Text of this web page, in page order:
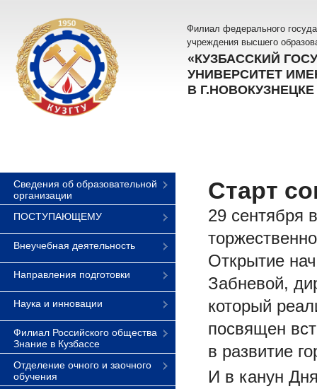
Филиал федерального
учреждения высшего
«КУЗБАССКИЙ
УНИВЕРСИТЕТ
В Г.НОВОКУЗНЕЦКЕ
Сведения об образовательной
организации
ПОСТУПАЮЩЕМУ
Внеучебная деятельность
Направления подготовки
Наука и инновации
Филиал Российского общества
Знание в Кузбассе
Отделение очного и заочного
обучения
Старт
29 сентября
Открытие
Забневой,
который
посвящен
в развитие
И в канун